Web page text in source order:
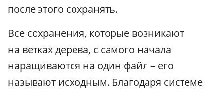
после этого сохранять.
Все сохранения, которые возникают
на ветках дерева, с самого начала
наращиваются на один файл – его
называют исходным. Благодаря системе